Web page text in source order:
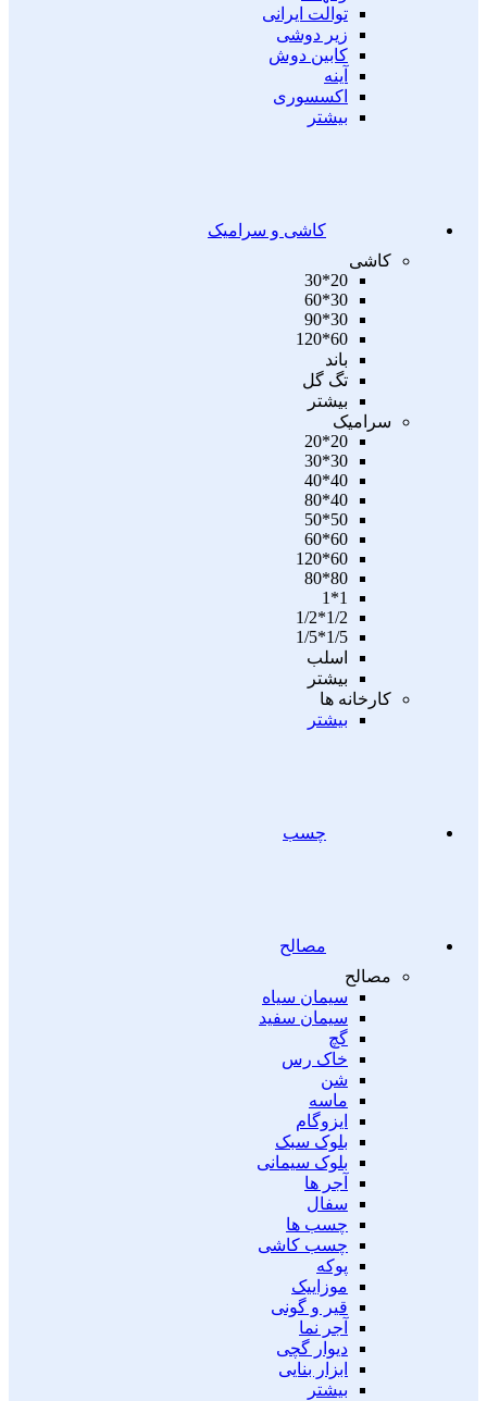
توالت ایرانی
زیر دوشی
کابین دوش
آینه
اکسسوری
بیشتر
کاشی و سرامیک
کاشی
20*30
30*60
30*90
60*120
باند
تگ گل
بیشتر
سرامیک
20*20
30*30
40*40
40*80
50*50
60*60
60*120
80*80
1*1
1/2*1/2
1/5*1/5
اسلب
بیشتر
کارخانه ها
بیشتر
چسب
مصالح
مصالح
سیمان سیاه
سیمان سفید
گچ
خاک رس
شن
ماسه
ایزوگام
بلوک سبک
بلوک سیمانی
آجر ها
سفال
چسب ها
چسب کاشی
پوکه
موزاییک
قیر و گونی
آجر نما
دیوار گچی
ابزار بنایی
بیشتر